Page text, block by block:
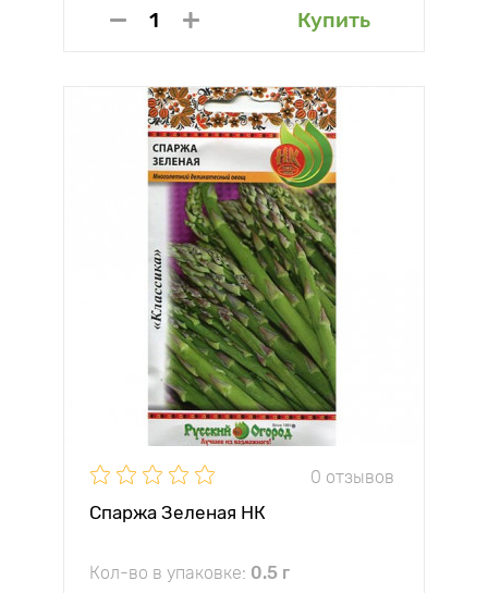
Купить
0 отзывов
Спаржа Зеленая НК
Кол-во в упаковке: 0.5 г